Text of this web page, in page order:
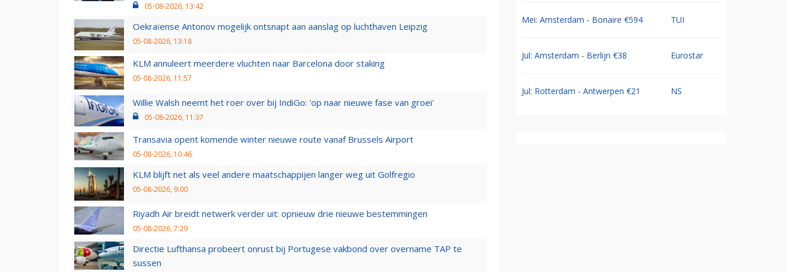
05-08-2026, 13:42
Oekraïense Antonov mogelijk ontsnapt aan aanslag op luchthaven Leipzig
05-08-2026, 13:18
KLM annuleert meerdere vluchten naar Barcelona door staking
05-08-2026, 11:57
Willie Walsh neemt het roer over bij IndiGo: 'op naar nieuwe fase van groei'
05-08-2026, 11:37
Transavia opent komende winter nieuwe route vanaf Brussels Airport
05-08-2026, 10:46
KLM blijft net als veel andere maatschappijen langer weg uit Golfregio
05-08-2026, 9:00
Riyadh Air breidt netwerk verder uit: opnieuw drie nieuwe bestemmingen
05-08-2026, 7:29
Directie Lufthansa probeert onrust bij Portugese vakbond over overname TAP te
sussen
Mei: Amsterdam - Bonaire €594 TUI
Jul: Amsterdam - Berlijn €38 Eurostar
Jul: Rotterdam - Antwerpen €21 NS